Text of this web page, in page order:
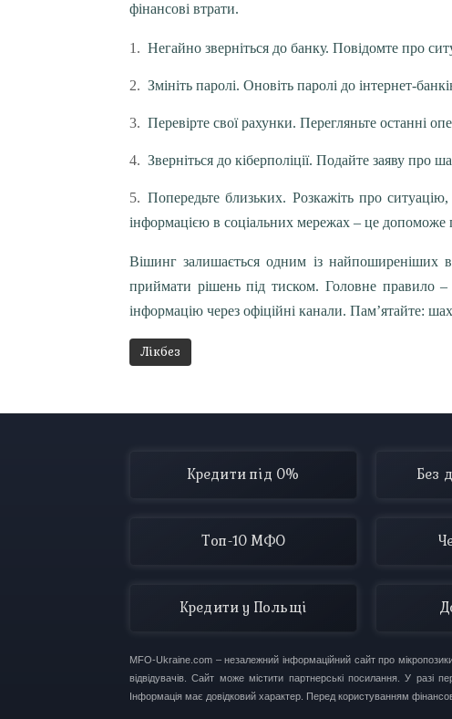
фінансові втрати.
Негайно зверніться до банку. Повідомте про
Змініть паролі. Оновіть паролі до інтернет-
Перевірте свої рахунки. Перегляньте останні
Зверніться до кіберполіції. Подайте заяву про
Попередьте близьких. Розкажіть про
інформацією в соціальних мережах – це
Вішинг залишається одним із найпоширеніших
приймати рішень під тиском. Головне правило –
інформацію через офіційні канали. Пам’ятайте:
Лікбез
Кредити під 0% Без
Топ-10 МФО
Кредити у Польщі
MFO-Ukraine.com – незалежний інформаційний сайт про
відвідувачів. Сайт може містити партнерські посилання. У
Інформація має довідковий характер. Перед користуванням